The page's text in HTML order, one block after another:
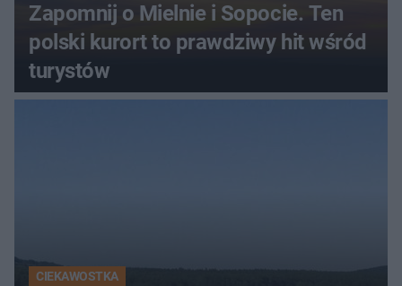
Zapomnij o Mielnie i Sopocie. Ten
polski kurort to prawdziwy hit wśród
turystów
CIEKAWOSTKA